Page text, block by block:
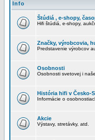
Info
Štúdiá , e-shopy,
Hifi štúdiá, e-shopy,
Značky, výrobcovia,
Predstavenie výrobcov
Osobnosti
Osobnosti svetovej i
História hifi v Česko-
Informácie o
Akcie
Výstavy, stretávky, atd.